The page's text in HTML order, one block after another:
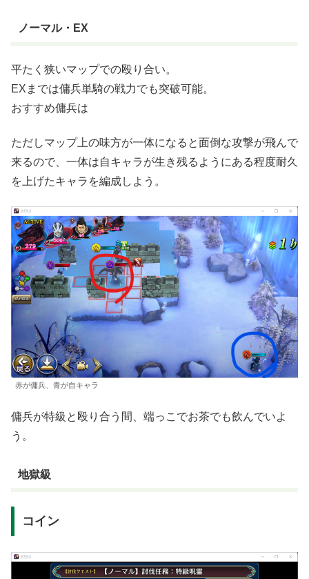
ノーマル・EX
平たく狭いマップでの殴り合い。
EXまでは傭兵単騎の戦力でも突破可能。
おすすめ傭兵は
ただしマップ上の味方が一体になると面倒な攻撃が飛んで
来るので、一体は自キャラが生き残るようにある程度耐久
を上げたキャラを編成しよう。
赤が傭兵、青が自キャラ
傭兵が特級と殴り合う間、端っこでお茶でも飲んでいよ
う。
地獄級
コイン